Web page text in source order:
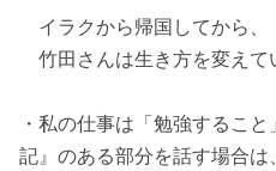
イラクから帰国してから、
竹田さんは生き方を変えて
・私の仕事は「勉強するこ
記』のある部分を話す場合